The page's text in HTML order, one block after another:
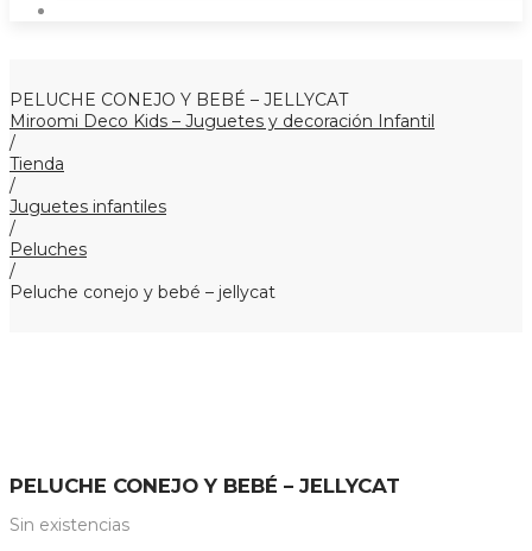
PELUCHE CONEJO Y BEBÉ – JELLYCAT
Miroomi Deco Kids – Juguetes y decoración Infantil
/
Tienda
/
Juguetes infantiles
/
Peluches
/
Peluche conejo y bebé – jellycat
PELUCHE CONEJO Y BEBÉ – JELLYCAT
Sin existencias